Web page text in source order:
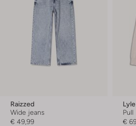
Raizzed
Wide jeans
€ 49,99
Pull
€